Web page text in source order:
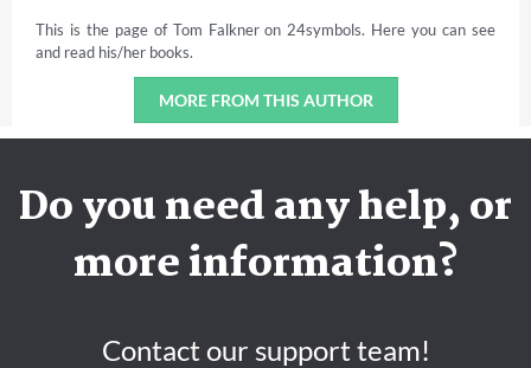
This is the page of Tom Falkner on 24symbols. Here you can see
and read his/her books.
MORE FROM THIS AUTHOR
Do you need any help, or
more information?
Contact our support team!